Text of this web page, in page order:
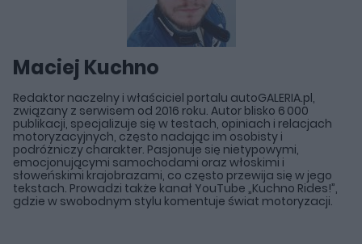
Maciej Kuchno
Redaktor naczelny i właściciel portalu autoGALERIA.pl,
związany z serwisem od 2016 roku. Autor blisko 6 000
publikacji, specjalizuje się w testach, opiniach i relacjach
motoryzacyjnych, często nadając im osobisty i
podróżniczy charakter. Pasjonuje się nietypowymi,
emocjonującymi samochodami oraz włoskimi i
słoweńskimi krajobrazami, co często przewija się w jego
tekstach. Prowadzi także kanał YouTube „Kuchno Rides!”,
gdzie w swobodnym stylu komentuje świat motoryzacji.